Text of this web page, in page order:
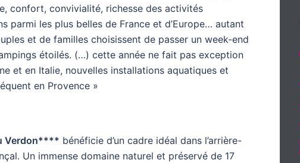
confort, convivialité, richesse des activités
parmi les plus belles de France et d’Europe… autant
et de familles choisissent de passer un week-end
étoilés. (…) cette année ne fait pas exception
et en Italie, nouvelles installations aquatiques et
en Provence »
Verdon**** bénéficie d’un cadre idéal dans l’arrière-
Un immense domaine naturel et préservé de 17